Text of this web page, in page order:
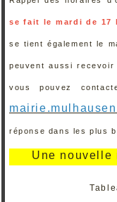
se fait le mardi de 17
se tient également le
peuvent aussi
vous pouvez
réponse dans les plus
Une nouvelle